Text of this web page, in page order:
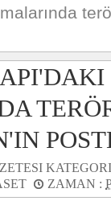
ZAMAN :